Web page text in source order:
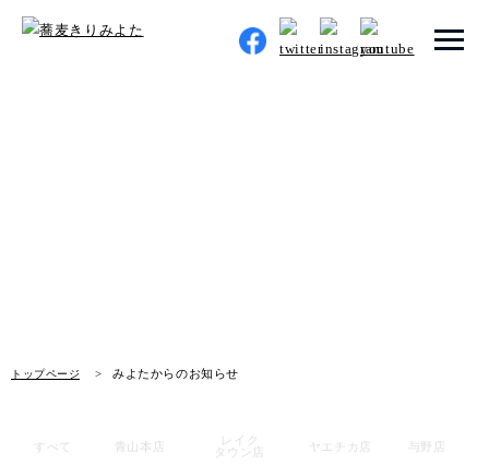
トップページ みよたからのお知らせ
お知らせ
すべて 青山本店
レイク
タウン店
ヤエチカ店 与野店